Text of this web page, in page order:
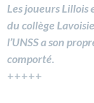
Les joueurs Lillois
du collège
l’UNSS a son
comporté.
+++++